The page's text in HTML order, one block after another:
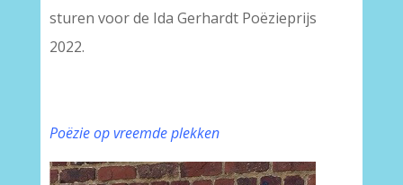
sturen voor de Ida Gerhardt Poëzieprijs
2022.
Poëzie op vreemde plekken